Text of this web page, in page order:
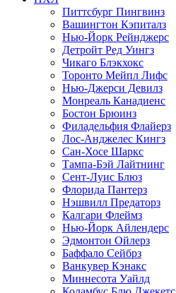
Питтсбург Пингвинз
Вашингтон Кэпиталз
Нью-Йорк Рейнджерс
Детройт Ред Уингз
Чикаго Блэкхокс
Торонто Мейпл Лифс
Нью-Джерси Девилз
Монреаль Канадиенс
Бостон Брюинз
Филадельфия Флайерз
Лос-Анджелес Кингз
Сан-Хосе Шаркс
Тампа-Бэй Лайтнинг
Сент-Луис Блюз
Флорида Пантерз
Нэшвилл Предаторз
Калгари Флеймз
Нью-Йорк Айлендерс
Эдмонтон Ойлерз
Баффало Сейбрз
Ванкувер Кэнакс
Миннесота Уайлд